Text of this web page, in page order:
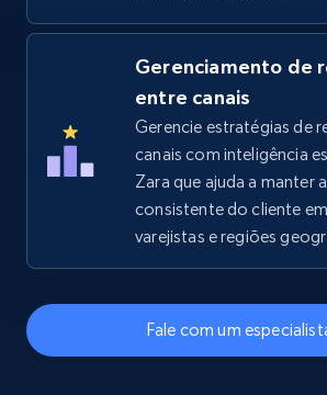
2.5K+ 378+
eBay
URL, Product id, Title, Seller name,
Seller reviews, Breadcrumbs, Root
2.5K+ 359+
Gerenciamento de
entre canais
Gerencie estratégias de
canais com inteligência
Zara que ajuda a manter
consistente do cliente
varejistas e regiões
Fale com um